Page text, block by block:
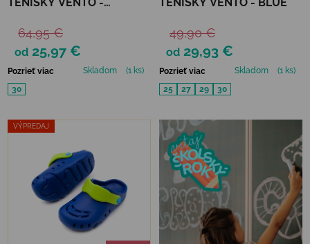
od 25,97 €
64,95 €
Pozrieť viac Skladom
(1 ks)
30
od 29,93 €
49,90 €
Pozrieť viac Skladom
(1 ks)
25
27 29 30
VÝPREDAJ